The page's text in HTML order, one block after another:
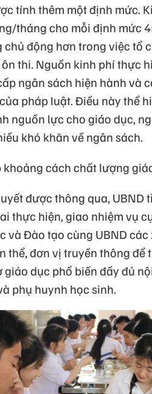
tính thêm một định mức.
tháng cho mỗi định mức
động hơn trong việc tổ
thi. Nguồn kinh phí thực
ngân sách hiện hành và
pháp luật. Điều này thể
nguồn lực cho giáo dục,
khó khăn về ngân sách.
cách chất lượng
được thông qua, UBND
thực hiện, giao nhiệm vụ
và Đào tạo cùng UBND
thể, đơn vị truyền thông để
giáo dục phổ biến đầy đủ
phụ huynh học sinh.